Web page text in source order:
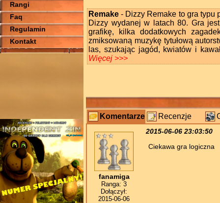
Rangi
Faq
Regulamin
Kontakt
Remake - Dizzy Remake to gra typu
Dizzy wydanej w latach 80. Gra
grafikę, kilka dodatkowych
zmiksowaną muzykę tytułową
las, szukając jagód, kwiatów i
Więcej >>>
Komentarze Recenzje
fanamiga
Ranga: 3
Dołączył:
2015-06-06
2015-06-06 23:03:50
Ciekawa gra logiczna